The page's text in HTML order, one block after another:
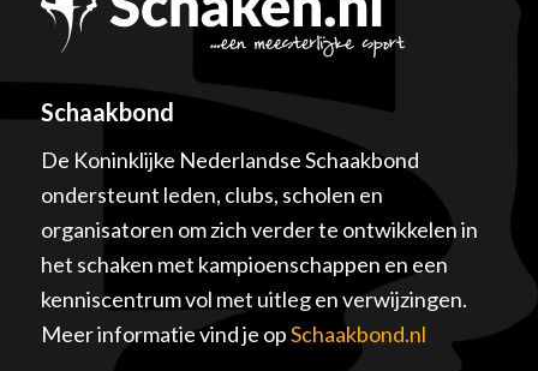
Schaakbond
De Koninklijke Nederlandse Schaakbond
ondersteunt leden, clubs, scholen en
organisatoren om zich verder te ontwikkelen in
het schaken met kampioenschappen en een
kenniscentrum vol met uitleg en verwijzingen.
Meer informatie vind je opSchaakbond.nl